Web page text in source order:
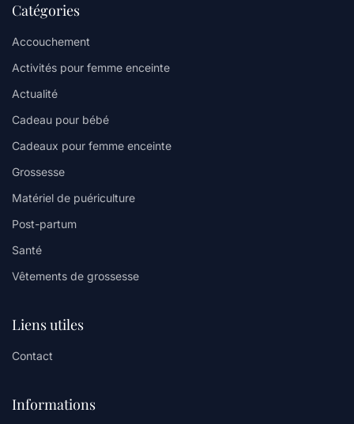
Catégories
Accouchement
Activités pour femme enceinte
Actualité
Cadeau pour bébé
Cadeaux pour femme enceinte
Grossesse
Matériel de puériculture
Post-partum
Santé
Vêtements de grossesse
Liens utiles
Contact
Informations